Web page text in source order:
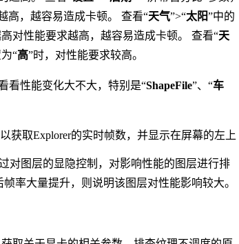
高，越容易造成卡顿。 查看“天气”>“太阳”中的
对性能要求越高，越容易造成卡顿。 查看“天
“高”时，对性能要求较高。
看性能变化大不大，特别是“ShapeFile”、“车
获取Explorer的实时帧数，并显示在屏幕的左上
对图层的显隐控制，对影响性能的图层进行排
率大量提升，则说明该图层对性能影响较大。